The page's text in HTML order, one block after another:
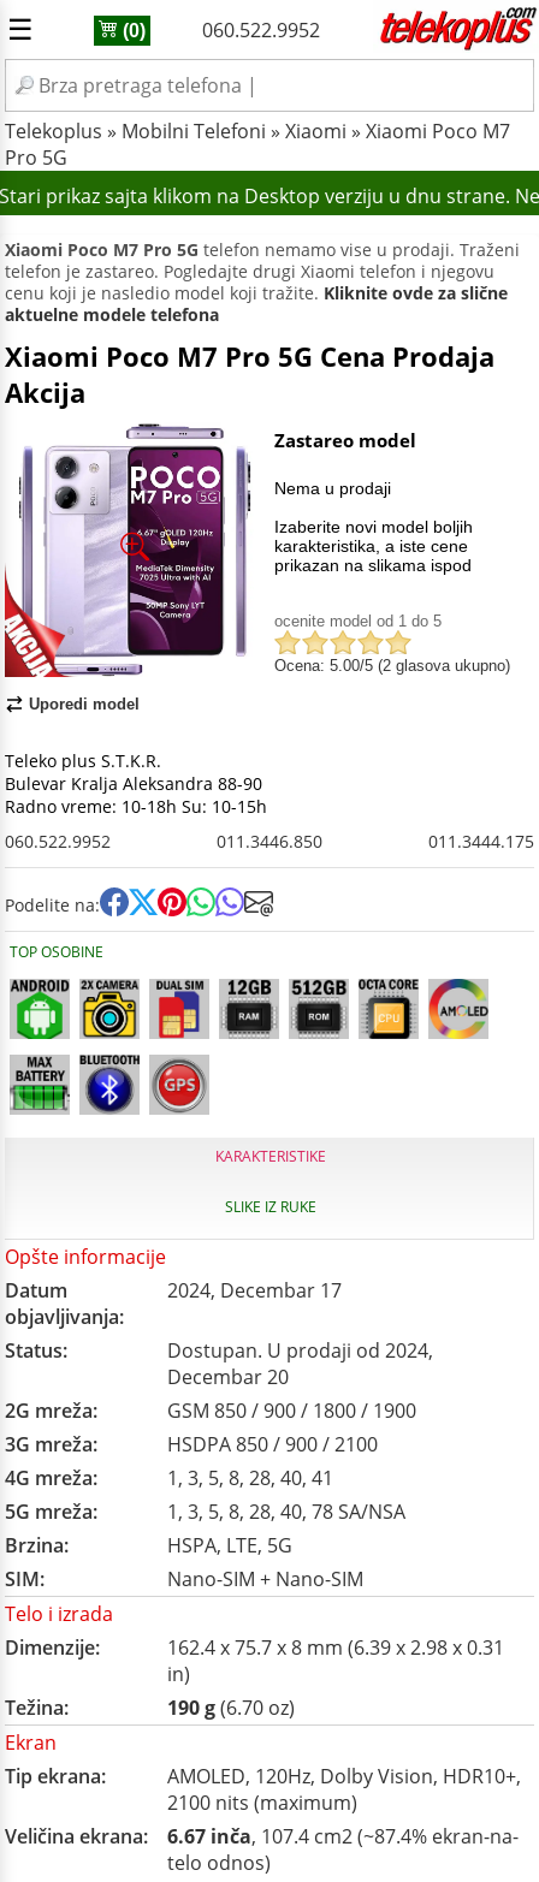
☰ (0) 060.522.9952
Telekoplus » Mobilni Telefoni » Xiaomi » Xiaomi Poco M7
Pro 5G
prikaz sajta klikom na Desktop verziju u dnu strane.
Xiaomi Poco M7 Pro 5G telefon nemamo vise u prodaji. Traženi
telefon je zastareo. Pogledajte drugi Xiaomi telefon i njegovu
cenu koji je nasledio model koji tražite. Kliknite ovde za slične
aktuelne modele telefona
Xiaomi Poco M7 Pro 5G Cena Prodaja
Akcija
Uporedi model
Zastareo model
Nema u prodaji
Izaberite novi model boljih
karakteristika, a iste cene
prikazan na slikama ispod
ocenite model od 1 do 5
Ocena: 5.00/5 (2 glasova ukupno)
Teleko plus S.T.K.R.
Bulevar Kralja Aleksandra 88-90
Radno vreme: 10-18h Su: 10-15h
060.522.9952
011.3446.850 011.3444.175
Podelite na:
TOP OSOBINE
KARAKTERISTIKE
SLIKE IZ RUKE
Opšte informacije
Datum
objavljivanja:
2024, Decembar 17
Status:
Dostupan. U prodaji od 2024,
Decembar 20
2G mreža:
GSM 850 / 900 / 1800 / 1900
3G mreža:
HSDPA 850 / 900 / 2100
4G mreža:
1, 3, 5, 8, 28, 40, 41
5G mreža:
1, 3, 5, 8, 28, 40, 78 SA/NSA
Brzina:
HSPA, LTE, 5G
SIM:
Nano-SIM + Nano-SIM
Telo i izrada
Dimenzije:
162.4 x 75.7 x 8 mm (6.39 x 2.98 x 0.31
in)
Težina:
190 g(6.70 oz)
Ekran
Tip ekrana:
AMOLED, 120Hz, Dolby Vision, HDR10+,
2100 nits (maximum)
Veličina ekrana:
6.67 inča, 107.4 cm2 (~87.4% ekran-na-
telo odnos)